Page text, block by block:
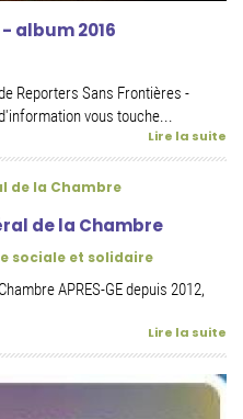
album 2016
Reporters Sans Frontières -
vous touche...
Lire la suite
de la Chambre
sociale et solidaire
APRES-GE depuis 2012,
Lire la suite